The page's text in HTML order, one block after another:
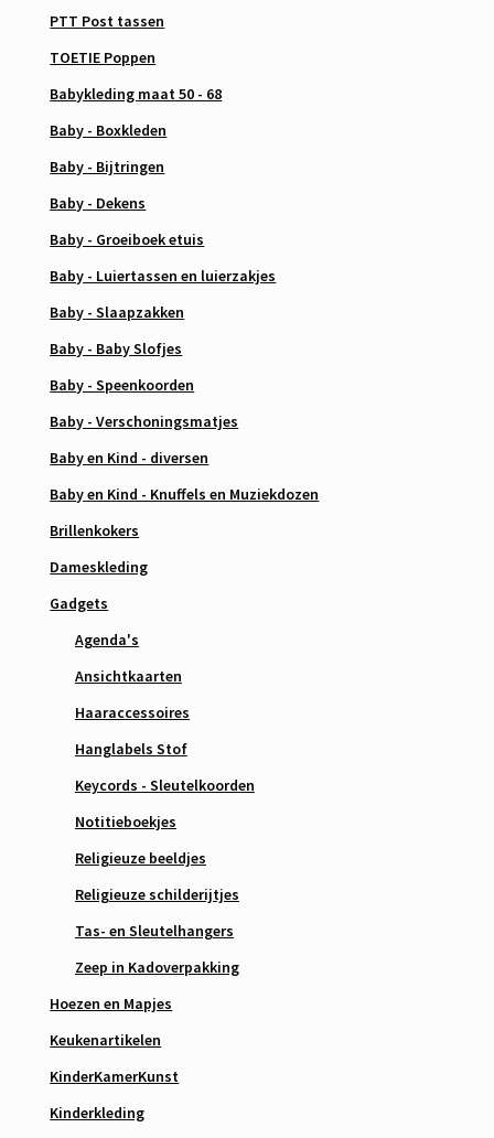
PTT Post tassen
TOETIE Poppen
Babykleding maat 50 - 68
Baby - Boxkleden
Baby - Bijtringen
Baby - Dekens
Baby - Groeiboek etuis
Baby - Luiertassen en luierzakjes
Baby - Slaapzakken
Baby - Baby Slofjes
Baby - Speenkoorden
Baby - Verschoningsmatjes
Baby en Kind - diversen
Baby en Kind - Knuffels en Muziekdozen
Brillenkokers
Dameskleding
Gadgets
Agenda's
Ansichtkaarten
Haaraccessoires
Hanglabels Stof
Keycords - Sleutelkoorden
Notitieboekjes
Religieuze beeldjes
Religieuze schilderijtjes
Tas- en Sleutelhangers
Zeep in Kadoverpakking
Hoezen en Mapjes
Keukenartikelen
KinderKamerKunst
Kinderkleding